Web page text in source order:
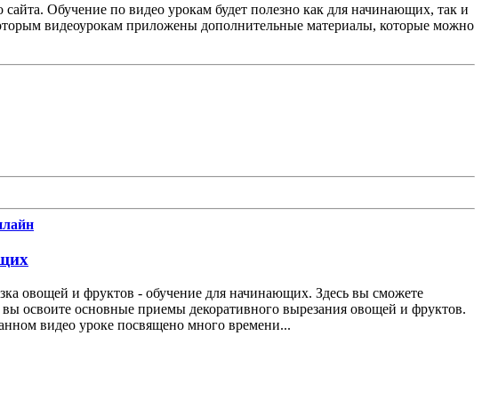
Обучение по видео урокам будет полезно как для начинающих, так и
видеоурокам приложены дополнительные материалы, которые можно
овощей и фруктов - обучение для начинающих. Здесь вы сможете
освоите основные приемы декоративного вырезания овощей и фруктов.
видео уроке посвящено много времени...